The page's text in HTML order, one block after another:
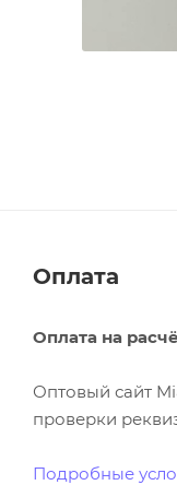
Оплата
Оплата на
Оптовый сайт
проверки
Подробные